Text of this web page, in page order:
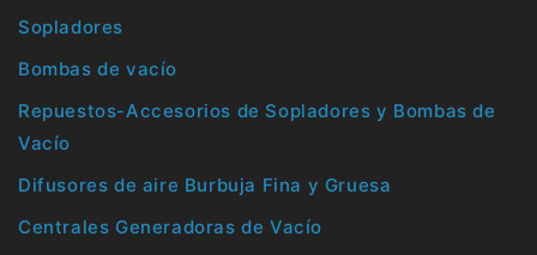
Sopladores
Bombas de vacío
Repuestos-Accesorios de Sopladores y Bombas de
Vacío
Difusores de aire Burbuja Fina y Gruesa
Centrales Generadoras de Vacío